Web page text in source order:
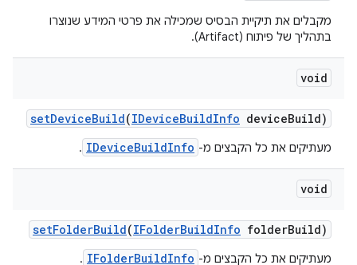
מקבלים את תיקיית הבסיס שמכילה את פרטי המידע שנוצרו
בתהליך של פיתוח (Artifact).
void
setDeviceBuild(IDeviceBuildInfo deviceBuild)
מעתיקים את כל הקבצים מ- IDeviceBuildInfo
.
void
setFolderBuild(IFolderBuildInfo folderBuild)
מעתיקים את כל הקבצים מ- IFolderBuildInfo
.